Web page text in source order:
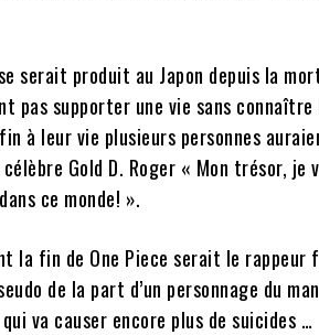
serait produit au Japon depuis la
pas supporter une vie sans
à leur vie plusieurs personnes
Gold D. Roger « Mon trésor, je
ce monde! ».
la fin de One Piece serait le rappeur
de la part d’un personnage du
va causer encore plus de suicides …